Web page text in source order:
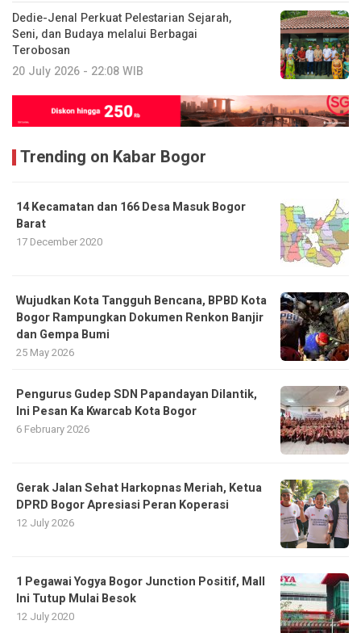
Dedie-Jenal Perkuat Pelestarian Sejarah,
Seni, dan Budaya melalui Berbagai
Terobosan
20 July 2026 - 22:08 WIB
Trending on Kabar Bogor
14 Kecamatan dan 166 Desa Masuk Bogor
Barat
17 December 2020
​Wujudkan Kota Tangguh Bencana, BPBD Kota
Bogor Rampungkan Dokumen Renkon Banjir
dan Gempa Bumi
25 May 2026
Pengurus Gudep SDN Papandayan Dilantik,
Ini Pesan Ka Kwarcab Kota Bogor
6 February 2026
Gerak Jalan Sehat Harkopnas Meriah, Ketua
DPRD Bogor Apresiasi Peran Koperasi
12 July 2026
1 Pegawai Yogya Bogor Junction Positif, Mall
Ini Tutup Mulai Besok
12 July 2020